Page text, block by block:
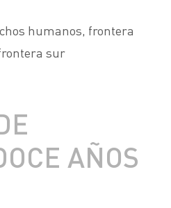
humanos, frontera
sur
AÑOS